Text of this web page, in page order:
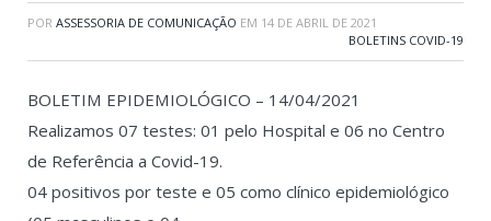
POR ASSESSORIA DE COMUNICAÇÃO EM 14 DE ABRIL DE 2021
BOLETINS COVID-19
BOLETIM EPIDEMIOLÓGICO – 14/04/2021
Realizamos 07 testes: 01 pelo Hospital e 06 no Centro
de Referência a Covid-19.
04 positivos por teste e 05 como clínico epidemiológico